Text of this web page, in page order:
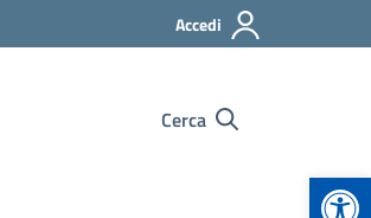
Accedi
Cerca